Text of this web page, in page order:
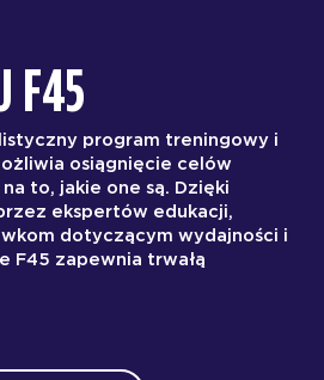
F45
program treningowy i
osiągnięcie celów
to, jakie one są. Dzięki
ekspertów edukacji,
dotyczącym wydajności i
F45 zapewnia trwałą